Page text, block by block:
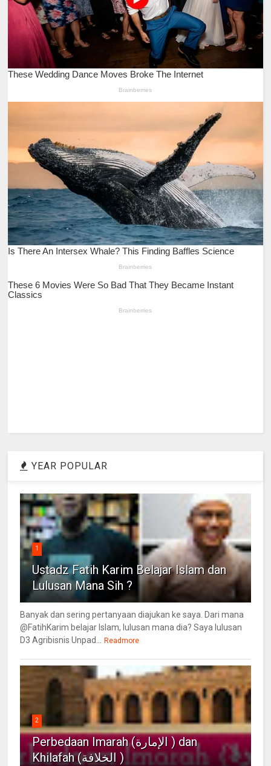
YEAR POPULAR
1
Ustadz Fatih Karim Belajar Islam dan
Lulusan Mana Sih ?
Banyak dan sering pertanyaan diajukan ke saya. Dari mana
@FatihKarim belajar Islam, lulusan mana dia? Saya lulusan
D3 Agribisnis Unpad...
Readmore
2
Perbedaan Imarah (الإمارة ) dan
Khilafah (الخلافة )